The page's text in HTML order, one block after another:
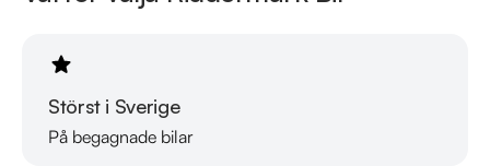
rekommenderar vi våra kunder att ringa oss på  08-572 142
40 för att kontrollera att fordonet finns kvar! Vi ordnar en
finansiering som passar just dina behov, erbjuder marknadens
billigaste helförsäkring och tar gärna din gamla bil i inbyte.
Störst i Sverige
På begagnade bilar